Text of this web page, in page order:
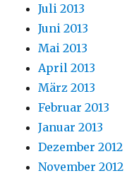
Juli 2013
Juni 2013
Mai 2013
April 2013
März 2013
Februar 2013
Januar 2013
Dezember 2012
November 2012